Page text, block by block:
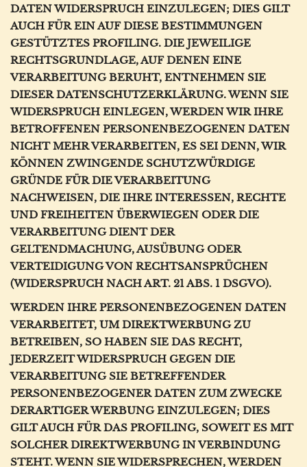
DATEN WIDERSPRUCH EINZULEGEN; DIES GILT
AUCH FÜR EIN AUF DIESE BESTIMMUNGEN
GESTÜTZTES PROFILING. DIE JEWEILIGE
RECHTSGRUNDLAGE, AUF DENEN EINE
VERARBEITUNG BERUHT, ENTNEHMEN SIE
DIESER DATENSCHUTZERKLÄRUNG. WENN SIE
WIDERSPRUCH EINLEGEN, WERDEN WIR IHRE
BETROFFENEN PERSONENBEZOGENEN DATEN
NICHT MEHR VERARBEITEN, ES SEI DENN, WIR
KÖNNEN ZWINGENDE SCHUTZWÜRDIGE
GRÜNDE FÜR DIE VERARBEITUNG
NACHWEISEN, DIE IHRE INTERESSEN, RECHTE
UND FREIHEITEN ÜBERWIEGEN ODER DIE
VERARBEITUNG DIENT DER
GELTENDMACHUNG, AUSÜBUNG ODER
VERTEIDIGUNG VON RECHTSANSPRÜCHEN
(WIDERSPRUCH NACH ART. 21 ABS. 1 DSGVO).
WERDEN IHRE PERSONENBEZOGENEN DATEN
VERARBEITET, UM DIREKTWERBUNG ZU
BETREIBEN, SO HABEN SIE DAS RECHT,
JEDERZEIT WIDERSPRUCH GEGEN DIE
VERARBEITUNG SIE BETREFFENDER
PERSONENBEZOGENER DATEN ZUM ZWECKE
DERARTIGER WERBUNG EINZULEGEN; DIES
GILT AUCH FÜR DAS PROFILING, SOWEIT ES MIT
SOLCHER DIREKTWERBUNG IN VERBINDUNG
STEHT. WENN SIE WIDERSPRECHEN, WERDEN